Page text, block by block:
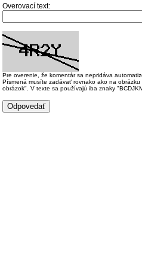
Overovací text:
Pre overenie, že komentár sa nepridáva
Písmená musíte zadávať rovnako ako na
obrázok". V texte sa používajú iba znaky